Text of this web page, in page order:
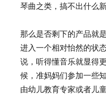
琴曲之类，搞不出什么新
那么是否剩下的产品就
进入一个相对怡然的状
说，听得懂音乐就显得
候，准妈妈们参加一些
由幼儿教育专家或者儿